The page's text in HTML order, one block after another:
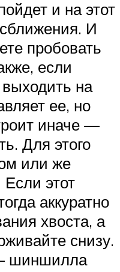
и на этот
И
пробовать
если
на
ее, но
иначе —
Для этого
или же
этот
аккуратно
хвоста, а
снизу.
шиншилла